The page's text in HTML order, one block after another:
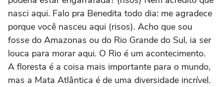
nasci aqui. Falo pra Benedita todo dia: me agradece
porque você nasceu aqui (risos). Acho que sou
fosse do Amazonas ou do Rio Grande do Sul, ia ser
louca para morar aqui. O Rio é um acontecimento.
A floresta é a coisa mais importante para o mundo,
mas a Mata Atlântica é de uma diversidade incrível.